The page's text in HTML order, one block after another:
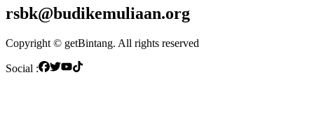
rsbk@budikemuliaan.org
Copyright © getBintang. All rights reserved
Social :